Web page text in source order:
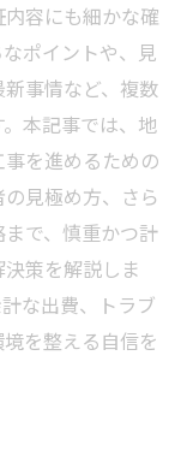
容にも細かな確
ポイントや、見
事情など、複数
本記事では、地
を進めるための
見極め方、さら
で、慎重かつ計
策を解説しま
な出費、トラブ
を整える自信を